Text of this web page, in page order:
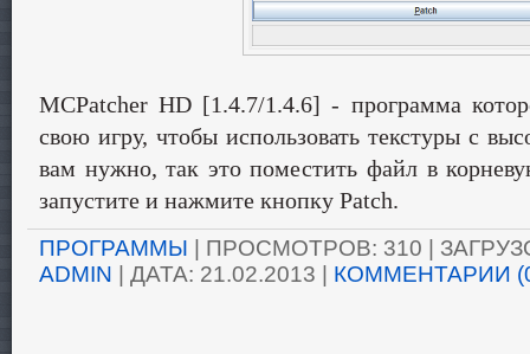
MCPatcher HD [1.4.7/1.4.6] - программа
свою игру, чтобы использовать текстуры с
вам нужно, так это поместить файл в
запустите и нажмите кнопку Patch.
ПРОГРАММЫ | ПРОСМОТРОВ: 310 |
ADMIN | ДАТА: 21.02.2013 КОММЕНТАРИИ